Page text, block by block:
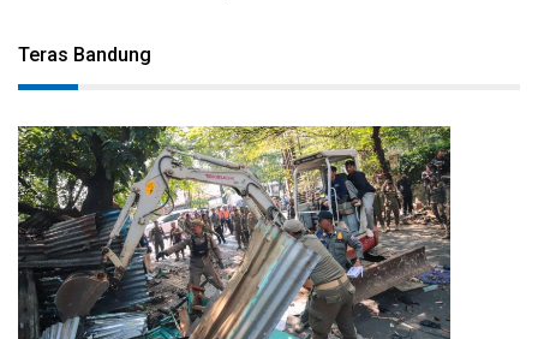
Teras Bandung